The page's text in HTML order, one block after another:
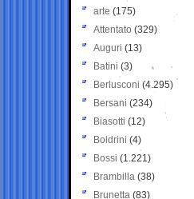
arte (175)
Attentato (329)
Auguri (13)
Batini (3)
Berlusconi (4.295)
Bersani (234)
Biasotti (12)
Boldrini (4)
Bossi (1.221)
Brambilla (38)
Brunetta (83)